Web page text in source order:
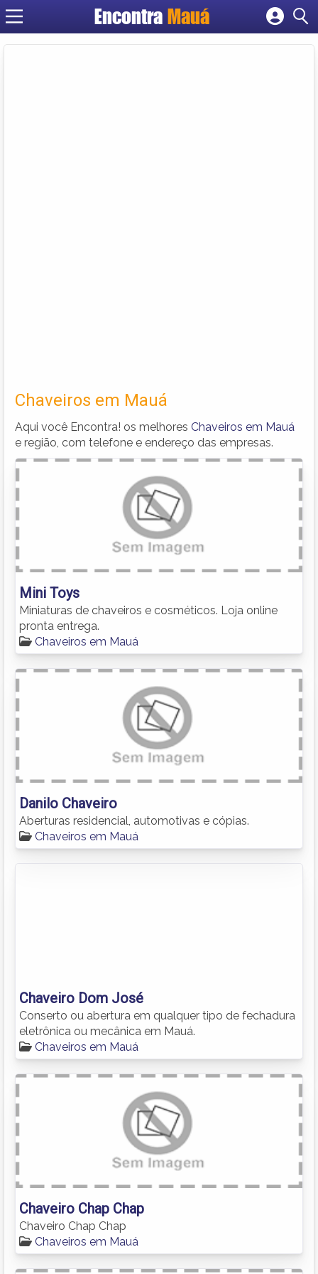
EncontraMauá
Chaveiros em Mauá
Aqui você Encontra! os melhores Chaveiros em Mauá
e região, com telefone e endereço das empresas.
Mini Toys
Miniaturas de chaveiros e cosméticos. Loja online
pronta entrega.
Chaveiros em Mauá
Danilo Chaveiro
Aberturas residencial, automotivas e cópias.
Chaveiros em Mauá
Chaveiro Dom José
Conserto ou abertura em qualquer tipo de fechadura
eletrônica ou mecânica em Mauá.
Chaveiros em Mauá
Chaveiro Chap Chap
Chaveiro Chap Chap
Chaveiros em Mauá